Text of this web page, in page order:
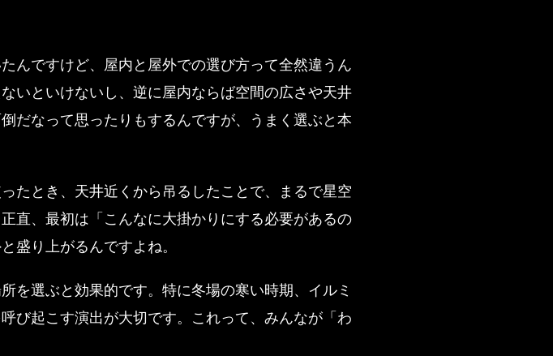
んですけど、屋内と屋外での選び方って全然違うん
いといけないし、逆に屋内ならば空間の広さや天井
だなって思ったりもするんですが、うまく選ぶと本
たとき、天井近くから吊るしたことで、まるで星空
直、最初は「こんなに大掛かりにする必要があるの
盛り上がるんですよね。
を選ぶと効果的です。特に冬場の寒い時期、イルミ
び起こす演出が大切です。これって、みんなが「わ